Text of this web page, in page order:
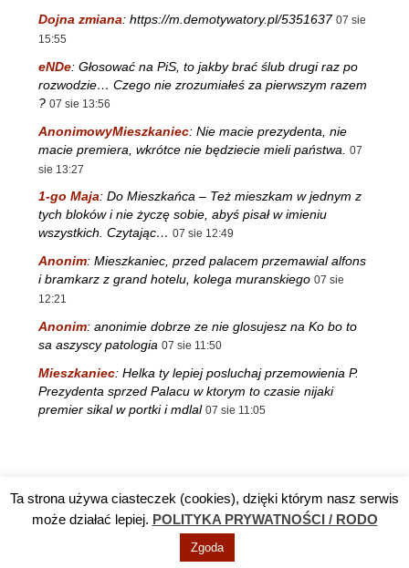
Dojna zmiana: https://m.demotywatory.pl/5351637 07 sie
15:55
eNDe: Głosować na PiS, to jakby brać ślub drugi raz po
rozwodzie… Czego nie zrozumiałeś za pierwszym razem
? 07 sie 13:56
AnonimowyMieszkaniec: Nie macie prezydenta, nie
macie premiera, wkrótce nie będziecie mieli państwa.
07
sie 13:27
1-go Maja: Do Mieszkańca – Też mieszkam w jednym z
tych bloków i nie życzę sobie, abyś pisał w imieniu
wszystkich. Czytając… 07 sie 12:49
Anonim: Mieszkaniec, przed palacem przemawial alfons
i bramkarz z grand hotelu, kolega muranskiego 07 sie
12:21
Anonim: anonimie dobrze ze nie glosujesz na Ko bo to
sa aszyscy patologia 07 sie 11:50
Mieszkaniec: Helka ty lepiej posluchaj przemowienia P.
Prezydenta sprzed Palacu w ktorym to czasie nijaki
premier sikal w portki i mdlal 07 sie 11:05
Reklama TV DĘBA Polityka prywatności / RODO Kontakt
© Info Nowa Dęba
Ta strona używa ciasteczek (cookies), dzięki którym nasz serwis
może działać lepiej. POLITYKA PRYWATNOŚCI / RODO
Zgoda